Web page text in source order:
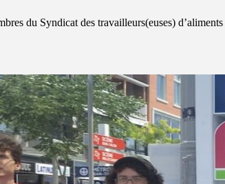
du Syndicat des travailleurs(euses)